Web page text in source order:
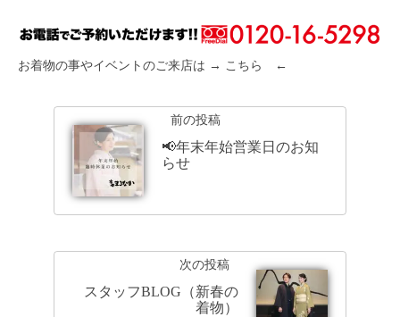
お着物の事やイベントのご来店は → こちら ←
前の投稿
📢年末年始営業日のお知
らせ
次の投稿
スタッフBLOG（新春の
着物）